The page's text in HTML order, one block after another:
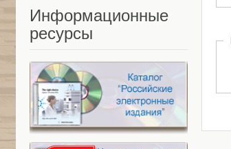
Информационные
ресурсы